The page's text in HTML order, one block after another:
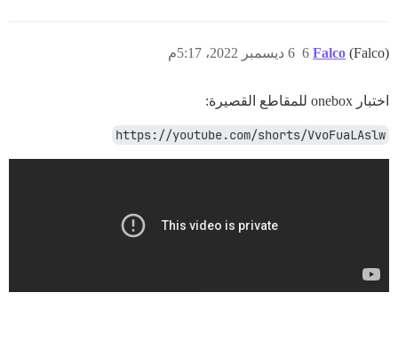
Falco (Falco) 6 ديسمبر 2022، 5:17م 6
اختبار onebox للمقاطع القصيرة:
https://youtube.com/shorts/VvoFuaLAslw